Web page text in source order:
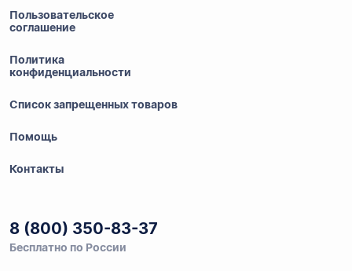
Пользовательское
соглашение
Политика
конфиденциальности
Список запрещенных товаров
Помощь
Контакты
8 (800) 350-83-37
Бесплатно по России